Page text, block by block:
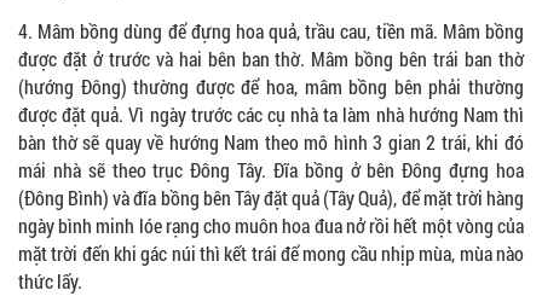
4. Mâm bồng dùng để đựng hoa quả, trầu cau, tiền mã. Mâm bồng
được đặt ở trước và hai bên ban thờ. Mâm bồng bên trái ban thờ
(hướng Đông) thường được để hoa, mâm bồng bên phải thường
được đặt quả. Vì ngày trước các cụ nhà ta làm nhà hướng Nam thì
bàn thờ sẽ quay về hướng Nam theo mô hình 3 gian 2 trái, khi đó
mái nhà sẽ theo trục Đông Tây. Đĩa bồng ở bên Đông đựng hoa
(Đông Bình) và đĩa bồng bên Tây đặt quả (Tây Quả), để mặt trời hàng
ngày bình minh lóe rạng cho muôn hoa đua nở rồi hết một vòng của
mặt trời đến khi gác núi thì kết trái để mong cầu nhịp mùa, mùa nào
thức lấy.